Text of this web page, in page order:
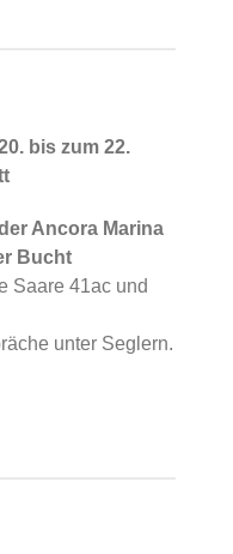
bis zum 22.
Ancora Marina
Bucht
Saare 41ac und
unter Seglern.